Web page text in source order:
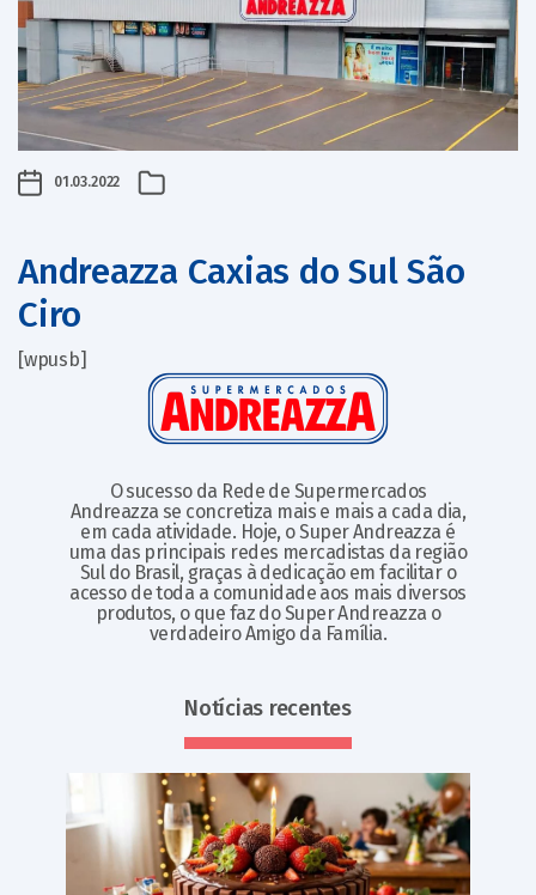
01.03.2022
Andreazza Caxias do Sul São
Ciro
[wpusb]
O sucesso da Rede de Supermercados
Andreazza se concretiza mais e mais a cada dia,
em cada atividade. Hoje, o Super Andreazza é
uma das principais redes mercadistas da região
Sul do Brasil, graças à dedicação em facilitar o
acesso de toda a comunidade aos mais diversos
produtos, o que faz do Super Andreazza o
verdadeiro Amigo da Família.
Notícias recentes